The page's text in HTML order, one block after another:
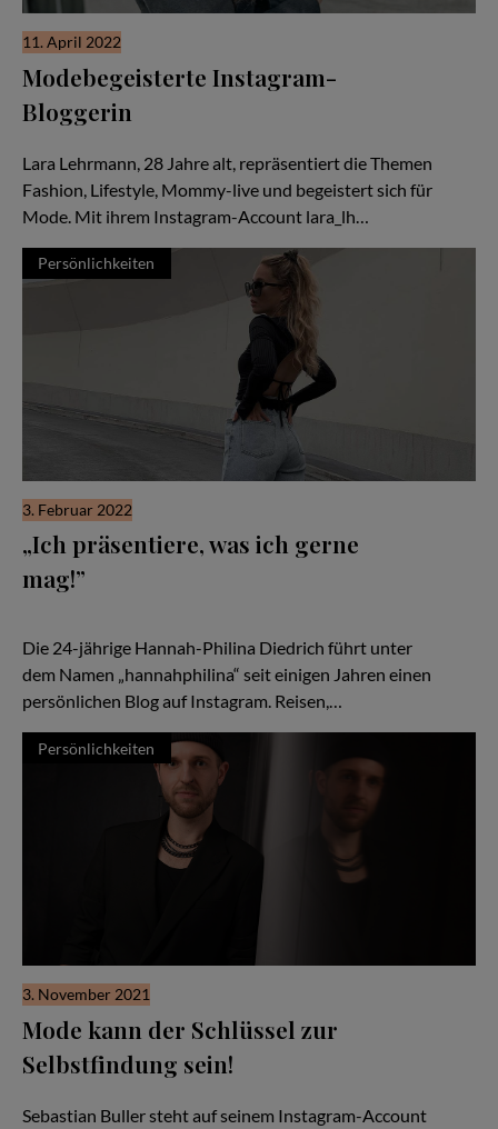
11. April 2022
Modebegeisterte Instagram-
Bloggerin
Lara Lehrmann, 28 Jahre alt, repräsentiert die Themen
Fashion, Lifestyle, Mommy-live und begeistert sich für
Mode. Mit ihrem Instagram-Account lara_lh…
Persönlichkeiten
3. Februar 2022
„Ich präsentiere, was ich gerne
mag!”
Die 24-jährige Hannah-Philina Diedrich führt unter
dem Namen „hannahphilina“ seit einigen Jahren einen
persönlichen Blog auf Instagram. Reisen,…
Persönlichkeiten
3. November 2021
Mode kann der Schlüssel zur
Selbstfindung sein!
Sebastian Buller steht auf seinem Instagram-Account